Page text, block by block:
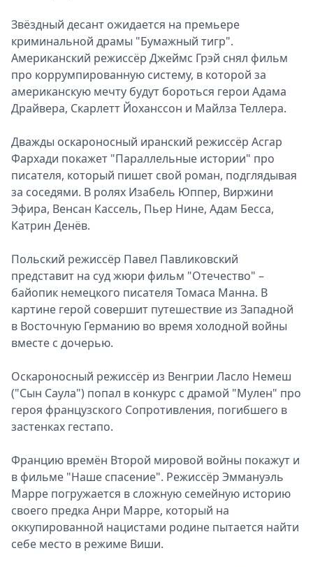
Звёздный десант ожидается на премьере
криминальной драмы "Бумажный тигр".
Американский режиссёр Джеймс Грэй снял фильм
про коррумпированную систему, в которой за
американскую мечту будут бороться герои Адама
Драйвера, Скарлетт Йоханссон и Майлза Теллера.
Дважды оскароносный иранский режиссёр Асгар
Фархади покажет "Параллельные истории" про
писателя, который пишет свой роман, подглядывая
за соседями. В ролях Изабель Юппер, Виржини
Эфира, Венсан Кассель, Пьер Нине, Адам Бесса,
Катрин Денёв.
Польский режиссёр Павел Павликовский
представит на суд жюри фильм "Отечество" –
байопик немецкого писателя Томаса Манна. В
картине герой совершит путешествие из Западной
в Восточную Германию во время холодной войны
вместе с дочерью.
Оскароносный режиссёр из Венгрии Ласло Немеш
("Сын Саула") попал в конкурс с драмой "Мулен" про
героя французского Сопротивления, погибшего в
застенках гестапо.
Францию времён Второй мировой войны покажут и
в фильме "Наше спасение". Режиссёр Эммануэль
Марре погружается в сложную семейную историю
своего предка Анри Марре, который на
оккупированной нацистами родине пытается найти
себе место в режиме Виши.